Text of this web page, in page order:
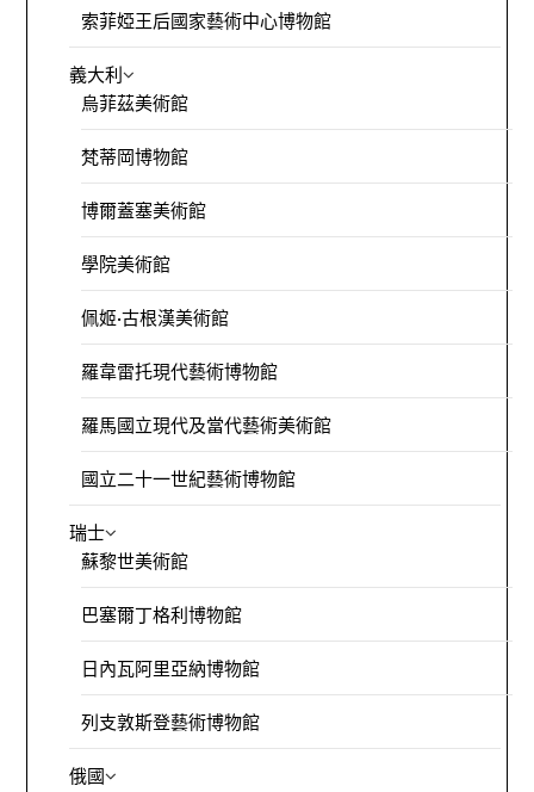
索菲婭王后國家藝術中心博物館
義大利
烏菲茲美術館
梵蒂岡博物館
博爾蓋塞美術館
學院美術館
佩姬·古根漢美術館
羅韋雷托現代藝術博物館
羅馬國立現代及當代藝術美術館
國立二十一世紀藝術博物館
瑞士
蘇黎世美術館
巴塞爾丁格利博物館
日內瓦阿里亞納博物館
列支敦斯登藝術博物館
俄國